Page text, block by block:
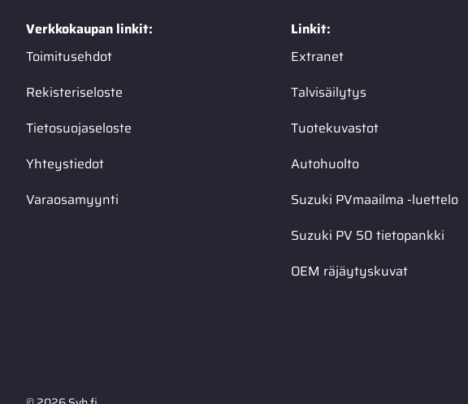
Verkkokaupan linkit:
Toimitusehdot
Rekisteriseloste
Tietosuojaseloste
Yhteystiedot
Varaosamyynti
Linkit:
Extranet
Talvisäilytys
Tuotekuvastot
Autohuolto
Suzuki PVmaailma -luettelo
Suzuki PV 50 tietopankki
OEM räjäytyskuvat